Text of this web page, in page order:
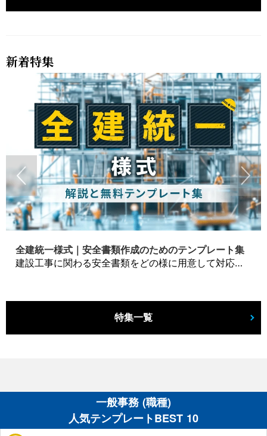
新着特集
全建統一様式｜安全書類作成のためのテンプレート集
建設工事に関わる安全書類をどの様に用意して対応するか？関連書式テンプレートから書き方の注意点などの役立つコラムをbizoceanがお届けします。
特集一覧
一般事務 (職種)
人気テンプレートBEST 10